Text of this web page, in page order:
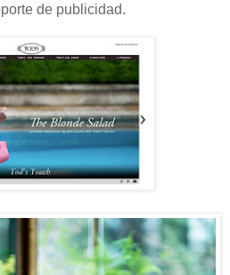
de publicidad.